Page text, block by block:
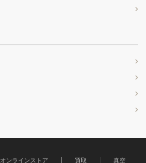
オンラインストア 買取 真空